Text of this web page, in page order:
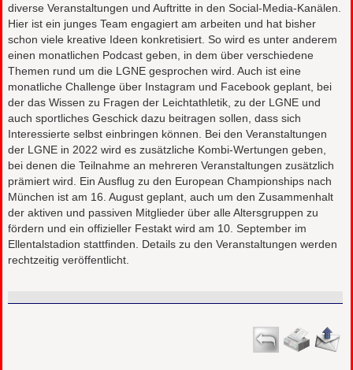
diverse Veranstaltungen und Auftritte in den Social-Media-Kanälen.
Hier ist ein junges Team engagiert am arbeiten und hat bisher
schon viele kreative Ideen konkretisiert. So wird es unter anderem
einen monatlichen Podcast geben, in dem über verschiedene
Themen rund um die LGNE gesprochen wird. Auch ist eine
monatliche Challenge über Instagram und Facebook geplant, bei
der das Wissen zu Fragen der Leichtathletik, zu der LGNE und
auch sportliches Geschick dazu beitragen sollen, dass sich
Interessierte selbst einbringen können. Bei den Veranstaltungen
der LGNE in 2022 wird es zusätzliche Kombi-Wertungen geben,
bei denen die Teilnahme an mehreren Veranstaltungen zusätzlich
prämiert wird. Ein Ausflug zu den European Championships nach
München ist am 16. August geplant, auch um den Zusammenhalt
der aktiven und passiven Mitglieder über alle Altersgruppen zu
fördern und ein offizieller Festakt wird am 10. September im
Ellentalstadion stattfinden. Details zu den Veranstaltungen werden
rechtzeitig veröffentlicht.